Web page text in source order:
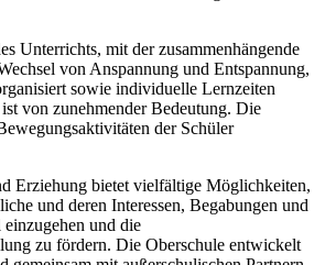
Unterrichts, mit der zusammenhängende
von Anspannung und Entspannung,
sowie individuelle Lernzeiten
von zunehmender Bedeutung. Die
der Schüler
Erziehung bietet vielfältige Möglichkeiten,
und deren Interessen, Begabungen und
und die
zu fördern. Die Oberschule entwickelt